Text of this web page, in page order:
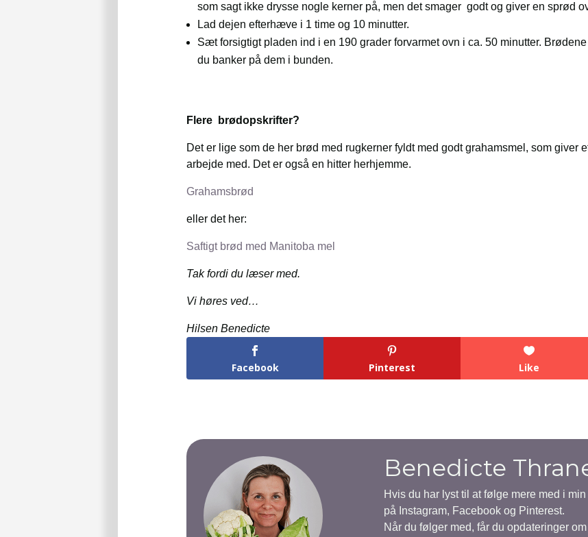
som sagt ikke drysse nogle kerner på, men det smager godt og giver en sprød
Lad dejen efterhæve i 1 time og 10 minutter.
Sæt forsigtigt pladen ind i en 190 grader forvarmet ovn i ca. 50 minutter.
du banker på dem i bunden.
Flere brødopskrifter?
Det er lige som de her brød med rugkerner fyldt med godt grahamsmel, som giver
arbejde med. Det er også en hitter herhjemme.
Grahamsbrød
eller det her:
Saftigt brød med Manitoba mel
Tak fordi du læser med.
Vi høres ved…
Hilsen Benedicte
Facebook Pinterest Like
Benedicte
Hvis du har lyst til at følge mere med i
på Instagram, Facebook og Pinterest.
Når du følger med, får du opdateringer